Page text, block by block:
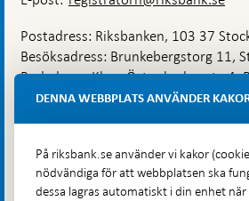
Postadress: Riksbanken, 103 37
Besöksadress: Brunkebergstorg 11,
Budadress: Klara Östra kyrkogata 4,
Lastplats 6
Hitta direkt
DENNA WEBBPLATS ANVÄNDER
På riksbank.se använder vi kakor
nödvändiga för att webbplatsen ska
dessa lagras automatiskt i din enhet